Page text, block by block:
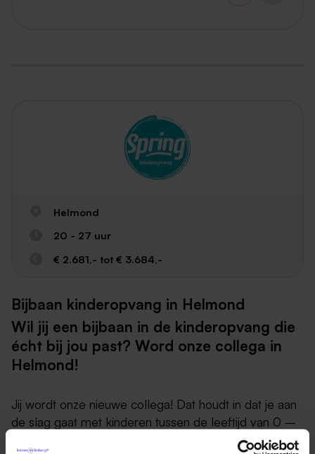
Helmond
20 - 27 uur
€ 2.681,- tot € 3.684,-
Bijbaan kinderopvang in Helmond
Wil jij een bijbaan in de kinderopvang die
écht bij jou past? Word onze collega in
Helmond!
Jij wordt onze nieuwe collega! Dat houdt in dat je aan
de slag gaat met kinderen tussen de leeftijd van 0 –
12 jaar binnen de dagopvang, de peuterspeelzaal